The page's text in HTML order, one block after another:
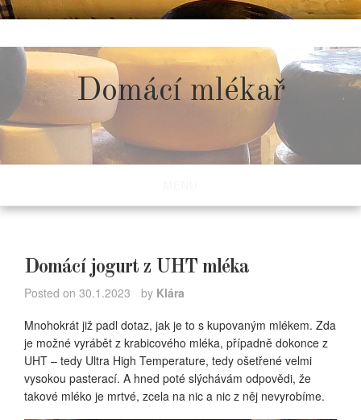
to
content
Domácí mlékař
Domácí jogurt z UHT mléka
Posted on 30.1.2023 by Klára
Mnohokrát již padl dotaz, jak je to s kupovaným mlékem. Zda
je možné vyrábět z krabicového mléka, případně dokonce z
UHT – tedy Ultra High Temperature, tedy ošetřené velmi
vysokou pasterací. A hned poté slýchávám odpovědi, že
takové mléko je mrtvé, zcela na nic a nic z něj nevyrobíme.